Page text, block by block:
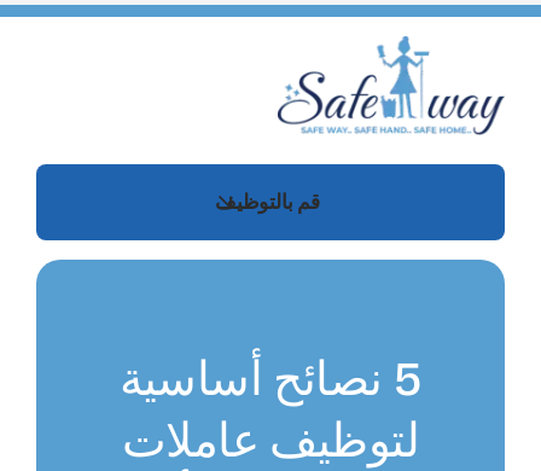
Skip
قم بالتوظيف
5 نصائح أساسية
لتوظيف عاملات